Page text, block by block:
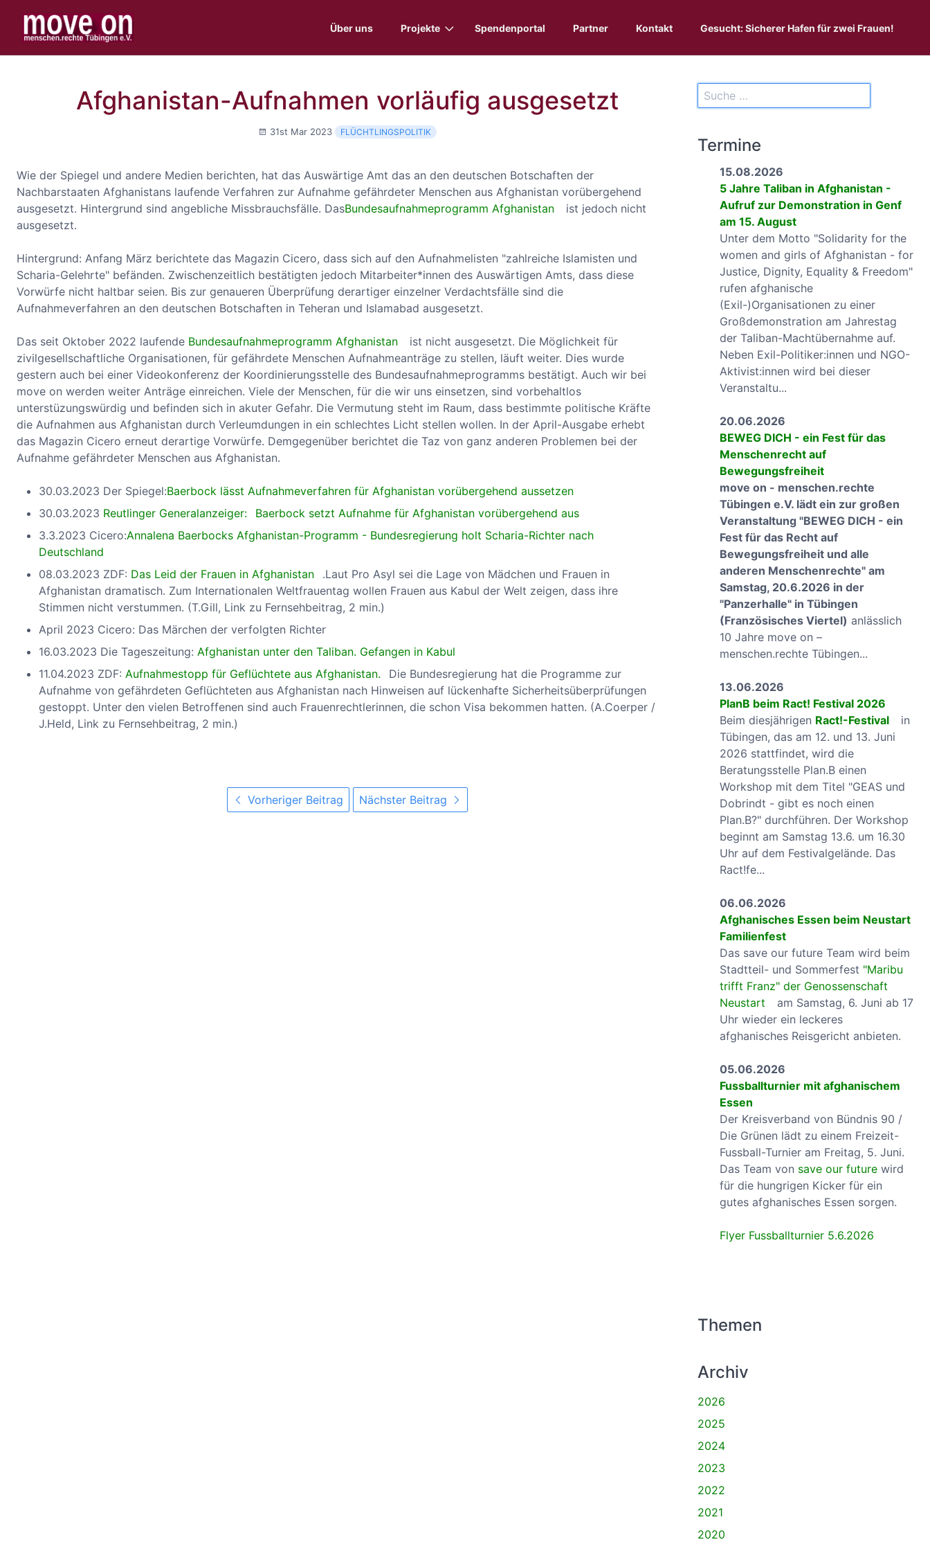
Über uns Projekte Spendenportal Partner Kontakt Gesucht: Sicherer Hafen für zwei Frauen!
Afghanistan-Aufnahmen vorläufig ausgesetzt
31st Mar 2023 FLÜCHTLINGSPOLITIK
Wie der Spiegel und andere Medien berichten, hat das Auswärtige Amt das an den deutschen Botschaften der
Nachbarstaaten Afghanistans laufende Verfahren zur Aufnahme gefährdeter Menschen aus Afghanistan vorübergehend
ausgesetzt. Hintergrund sind angebliche Missbrauchsfälle. DasBundesaufnahmeprogramm Afghanistan
ist jedoch nicht
ausgesetzt.
Hintergrund: Anfang März berichtete das Magazin Cicero, dass sich auf den Aufnahmelisten "zahlreiche Islamisten und
Scharia-Gelehrte" befänden. Zwischenzeitlich bestätigten jedoch Mitarbeiter*innen des Auswärtigen Amts, dass diese
Vorwürfe nicht haltbar seien. Bis zur genaueren Überprüfung derartiger einzelner Verdachtsfälle sind die
Aufnahmeverfahren an den deutschen Botschaften in Teheran und Islamabad ausgesetzt.
Das seit Oktober 2022 laufende Bundesaufnahmeprogramm Afghanistan
ist nicht ausgesetzt. Die Möglichkeit für
zivilgesellschaftliche Organisationen, für gefährdete Menschen Aufnahmeanträge zu stellen, läuft weiter. Dies wurde
gestern auch bei einer Videokonferenz der Koordinierungsstelle des Bundesaufnahmeprogramms bestätigt. Auch wir bei
move on werden weiter Anträge einreichen. Viele der Menschen, für die wir uns einsetzen, sind vorbehaltlos
unterstüzungswürdig und befinden sich in akuter Gefahr. Die Vermutung steht im Raum, dass bestimmte politische Kräfte
die Aufnahmen aus Afghanistan durch Verleumdungen in ein schlechtes Licht stellen wollen. In der April-Ausgabe erhebt
das Magazin Cicero erneut derartige Vorwürfe. Demgegenüber berichtet die Taz von ganz anderen Problemen bei der
Aufnahme gefährdeter Menschen aus Afghanistan.
30.03.2023 Der Spiegel:Baerbock lässt Aufnahmeverfahren für Afghanistan vorübergehend aussetzen
30.03.2023 Reutlinger Generalanzeiger:
Baerbock setzt Aufnahme für Afghanistan vorübergehend aus
3.3.2023 Cicero:Annalena Baerbocks Afghanistan-Programm - Bundesregierung holt Scharia-Richter nach
Deutschland
08.03.2023 ZDF: Das Leid der Frauen in Afghanistan
.Laut Pro Asyl sei die Lage von Mädchen und Frauen in
Afghanistan dramatisch. Zum Internationalen Weltfrauentag wollen Frauen aus Kabul der Welt zeigen, dass ihre
Stimmen nicht verstummen. (T.Gill, Link zu Fernsehbeitrag, 2 min.)
April 2023 Cicero: Das Märchen der verfolgten Richter
16.03.2023 Die Tageszeitung: Afghanistan unter den Taliban. Gefangen in Kabul
11.04.2023 ZDF: Aufnahmestopp für Geflüchtete aus Afghanistan.
Die Bundesregierung hat die Programme zur
Aufnahme von gefährdeten Geflüchteten aus Afghanistan nach Hinweisen auf lückenhafte Sicherheitsüberprüfungen
gestoppt. Unter den vielen Betroffenen sind auch Frauenrechtlerinnen, die schon Visa bekommen hatten. (A.Coerper /
J.Held, Link zu Fernsehbeitrag, 2 min.)
Vorheriger Beitrag Nächster Beitrag
Termine
15.08.2026
5 Jahre Taliban in Afghanistan -
Aufruf zur Demonstration in Genf
am 15. August
Unter dem Motto "Solidarity for the
women and girls of Afghanistan - for
Justice, Dignity, Equality & Freedom"
rufen afghanische
(Exil-)Organisationen zu einer
Großdemonstration am Jahrestag
der Taliban-Machtübernahme auf.
Neben Exil-Politiker:innen und NGO-
Aktivist:innen wird bei dieser
Veranstaltu...
20.06.2026
BEWEG DICH - ein Fest für das
Menschenrecht auf
Bewegungsfreiheit
move on - menschen.rechte
Tübingen e.V. lädt ein zur großen
Veranstaltung "BEWEG DICH - ein
Fest für das Recht auf
Bewegungsfreiheit und alle
anderen Menschenrechte" am
Samstag, 20.6.2026 in der
"Panzerhalle" in Tübingen
(Französisches Viertel) anlässlich
10 Jahre move on –
menschen.rechte Tübingen...
13.06.2026
PlanB beim Ract! Festival 2026
Beim diesjährigen Ract!-Festival
in
Tübingen, das am 12. und 13. Juni
2026 stattfindet, wird die
Beratungsstelle Plan.B einen
Workshop mit dem Titel "GEAS und
Dobrindt - gibt es noch einen
Plan.B?" durchführen. Der Workshop
beginnt am Samstag 13.6. um 16.30
Uhr auf dem Festivalgelände. Das
Ract!fe...
06.06.2026
Afghanisches Essen beim Neustart
Familienfest
Das save our future Team wird beim
Stadtteil- und Sommerfest "Maribu
trifft Franz" der Genossenschaft
Neustart
am Samstag, 6. Juni ab 17
Uhr wieder ein leckeres
afghanisches Reisgericht anbieten.
05.06.2026
Fussballturnier mit afghanischem
Essen
Der Kreisverband von Bündnis 90 /
Die Grünen lädt zu einem Freizeit-
Fussball-Turnier am Freitag, 5. Juni.
Das Team von save our future wird
für die hungrigen Kicker für ein
gutes afghanisches Essen sorgen.
Flyer Fussballturnier 5.6.2026
Themen
Archiv
2026
2025
2024
2023
2022
2021
2020